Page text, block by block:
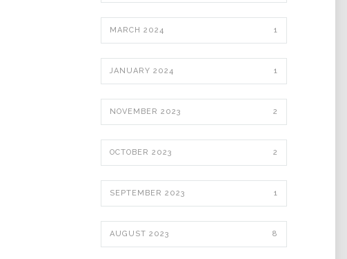
MARCH 2024 1
JANUARY 2024 1
NOVEMBER 2023 2
OCTOBER 2023 2
SEPTEMBER 2023 1
AUGUST 2023 8